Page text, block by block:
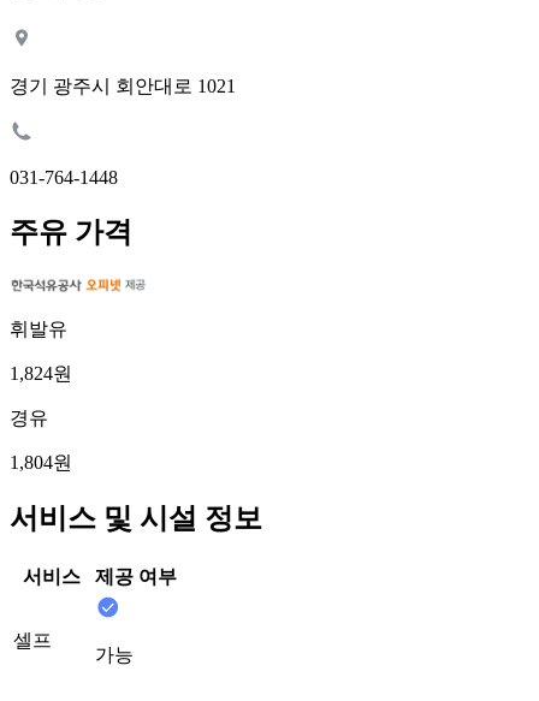
경기 광주시 회안대로 1021
031-764-1448
주유 가격
휘발유
1,824원
경유
1,804원
서비스 및 시설 정보
서비스 제공 여부
셀프
가능